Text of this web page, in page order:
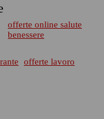
offerte online salute
benessere
offerte lavoro